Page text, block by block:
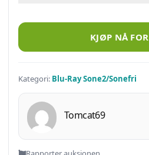
Vikings – sesong 1 antall
KJØP NÅ FOR
Kategori: Blu-Ray Sone2/Sonefri
Tomcat69